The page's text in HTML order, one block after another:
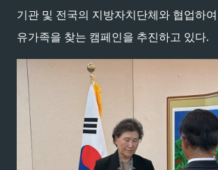
기관 및 전국의 지방자치단체와 협업하
유가족을 찾는 캠페인을 추진하고 있다.